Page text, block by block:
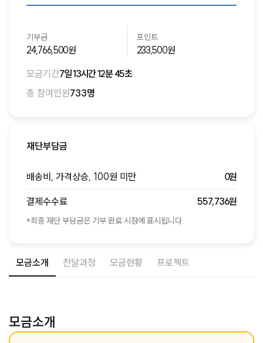
모금소개 전달과정 모금현황 프로젝트
모금소개
기부금
24,766,500원
포인트
233,500원
모금기간7일 13시간 12분 45초
총 참여인원733명
재단부담금
배송비, 가격상승, 100원 미만 0원
결제수수료 557,736원
*최종 재단 부담금은 기부 완료 시점에 표시됩니다.